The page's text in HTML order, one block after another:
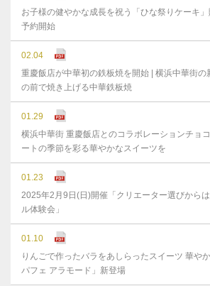
お子様の健やかな成⻑を祝う「ひな祭りケーキ
予約開始
02.04
重慶飯店が中華初の鉄板焼を開始 | 横浜中華街の
の前で焼き上げる中華鉄板焼
01.29
横浜中華街 重慶飯店とのコラボレーションチョ
ートの季節を彩る華やかなスイーツを
01.23
2025年2月9日(日)開催「クリエーター選びから
ル体験会」
01.10
りんごで作ったバラをあしらったスイーツ 華や
パフェ アラモード」新登場